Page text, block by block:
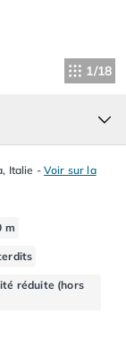
1/18
Italie - Voir sur la
m
réduite (hors